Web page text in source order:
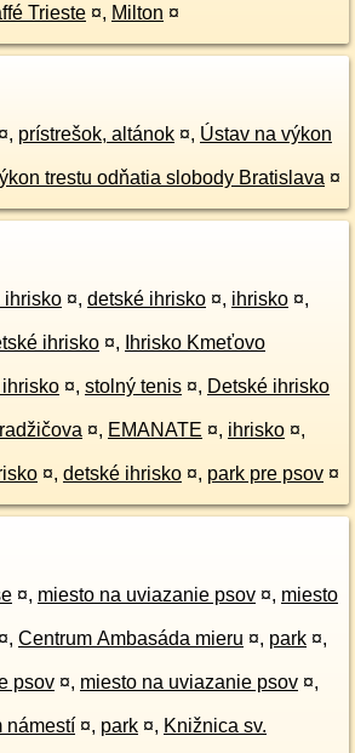
Trieste ¤, Milton ¤
¤, prístrešok, altánok ¤, Ústav na výkon
trestu odňatia slobody Bratislava ¤
ihrisko ¤, detské ihrisko ¤, ihrisko ¤,
ihrisko ¤, Ihrisko Kmeťovo
¤, stolný tenis ¤, Detské ihrisko
¤, EMANATE ¤, ihrisko ¤,
¤, detské ihrisko ¤, park pre psov ¤
¤, miesto na uviazanie psov ¤, miesto
¤, Centrum Ambasáda mieru ¤, park ¤,
psov ¤, miesto na uviazanie psov ¤,
námestí ¤, park ¤, Knižnica sv.